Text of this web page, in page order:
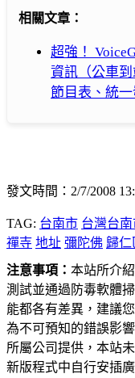
相關文章：
超強！
資訊（公車
節目表、統
發文時間：2/7/2008
TAG: 台南市 台灣台
禪寺 地址 彌陀佛 歸仁
注意事項： 本站所介
測試並通過防毒軟體
能都各有差異，建議
為不可預知的錯誤影
所屬公司提供，本站
新版程式中自行安插